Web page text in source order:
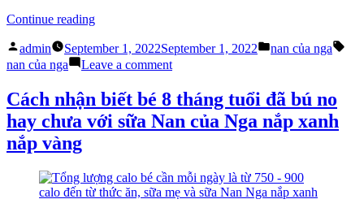
Continue reading“Có
nào
nhận
sữa
Nan
Nga
thật
dễ
dàng
Posted
by
admin September 1, 2022September 1, 2022
Posted
nan của nga
nan của nga
Leave a commenton
cách
nào
nhận
biết
Nga
thật
Cách nhận biết bé 8 tháng tuổi đã bú no
hay chưa với sữa Nan của Nga nắp xanh
nắp vàng